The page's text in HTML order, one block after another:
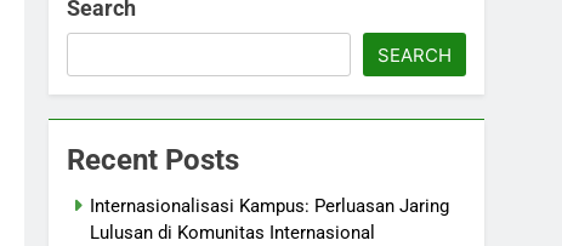
Search
SEARCH
Recent Posts
Internasionalisasi Kampus: Perluasan Jaring
Lulusan di Komunitas Internasional